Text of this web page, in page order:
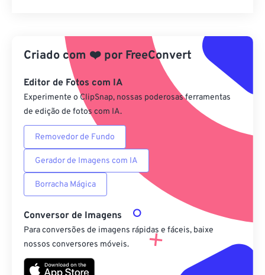
Aplicar a partir da predefinição
Salvar como predefinição
Criado com ❤️ por FreeConvert
Editor de Fotos com IA
Experimente o ClipSnap, nossas poderosas ferramentas
de edição de fotos com IA.
Removedor de Fundo
Gerador de Imagens com IA
Borracha Mágica
Conversor de Imagens
Para conversões de imagens rápidas e fáceis, baixe
nossos conversores móveis.